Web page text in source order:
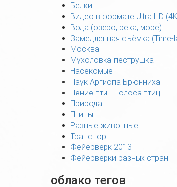
Белки
Видео в формате Ultra HD
Вода (озеро, река, море)
Замедленная съёмка (Time-
Москва
Мухоловка-пеструшка
Насекомые
Паук Аргиопа Брюнниха
Пение птиц. Голоса птиц
Природа
Птицы
Разные животные
Транспорт
Фейерверк 2013
Фейерверки разных стран
облако тегов